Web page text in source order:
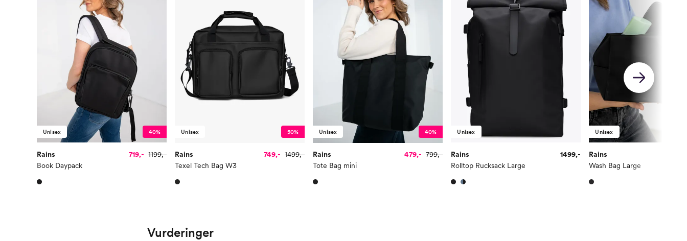
Unisex 40%
Rains
Book Daypack
719,- 1199,-
Unisex 50%
Rains
Texel Tech Bag W3
749,- 1499,-
Unisex 40%
Rains
Tote Bag mini
479,- 799,-
Unisex
Rains
Rolltop Rucksack Large
1499,-
Unisex
Rains
Wash Bag Large
Vurderinger